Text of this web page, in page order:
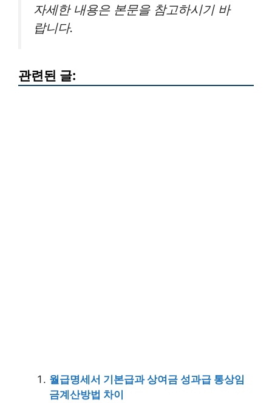
자세한 내용은 본문을 참고하시기 바
랍니다.
관련된 글:
월급명세서 기본급과 상여금 성과급 통상임
금계산방법 차이